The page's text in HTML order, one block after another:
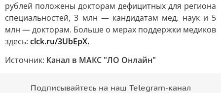
рублей положены докторам дефицитных для региона
специальностей, 3 млн — кандидатам мед. наук и 5
млн — докторам. Больше о мерах поддержки медиков
здесь: clck.ru/3UbEpX.
Источник: Канал в МАКС "ЛО Онлайн"
Подписывайтесь на наш Telegram-канал